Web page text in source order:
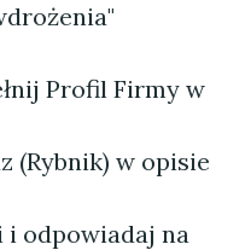
Profil Firmy w
(Rybnik) w opisie
i odpowiadaj na